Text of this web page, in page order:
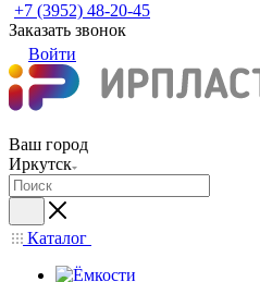
+7 (3952) 48-20-45
Заказать звонок
Войти
Ваш город
Иркутск
Каталог